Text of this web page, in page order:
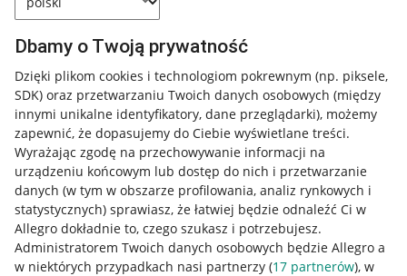
Dbamy o Twoją prywatność
Dzięki plikom cookies i technologiom pokrewnym (np. piksele,
SDK) oraz przetwarzaniu Twoich danych osobowych (między
innymi unikalne identyfikatory, dane przeglądarki), możemy
zapewnić, że dopasujemy do Ciebie wyświetlane treści.
Wyrażając zgodę na przechowywanie informacji na
urządzeniu końcowym lub dostęp do nich i przetwarzanie
danych (w tym w obszarze profilowania, analiz rynkowych i
statystycznych) sprawiasz, że łatwiej będzie odnaleźć Ci w
Allegro dokładnie to, czego szukasz i potrzebujesz.
Administratorem Twoich danych osobowych będzie Allegro a
w niektórych przypadkach nasi partnerzy (17 partnerów), w